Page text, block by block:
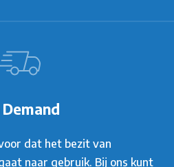
Demand
dat het bezit van
naar gebruik. Bij ons kunt